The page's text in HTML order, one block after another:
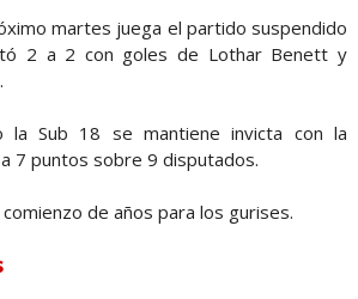
martes juega el partido suspendido
2 a 2 con goles de Lothar Benett y
la Sub 18 se mantiene invicta con la
7 puntos sobre 9 disputados.
de años para los gurises.